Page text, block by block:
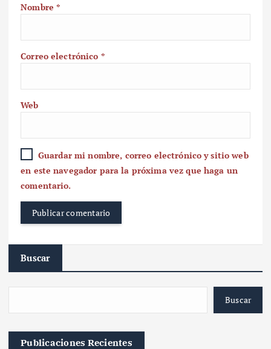
Nombre*
Correo electrónico *
Web
Guardar mi nombre, correo electrónico y sitio web
en este navegador para la próxima vez que haga un
comentario.
Buscar
Buscar
Publicaciones Recientes